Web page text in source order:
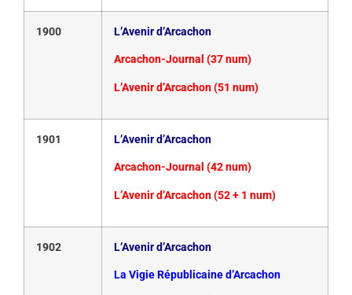
1900 L’Avenir d’Arcachon
Arcachon-Journal (37 num)
L’Avenir d’Arcachon (51 num)
1901 L’Avenir d’Arcachon
Arcachon-Journal (42 num)
L’Avenir d’Arcachon (52 + 1 num)
1902 L’Avenir d’Arcachon
La Vigie Républicaine d’Arcachon